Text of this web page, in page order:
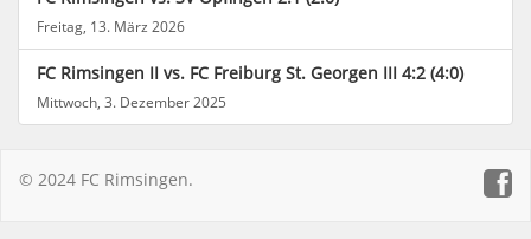
Freitag, 13. März 2026
FC Rimsingen II vs. FC Freiburg St. Georgen III 4:2 (4:0)
Mittwoch, 3. Dezember 2025
© 2024 FC Rimsingen.